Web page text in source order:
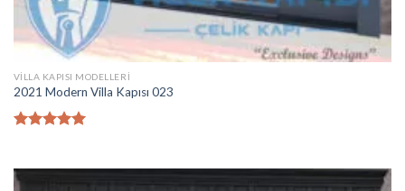
VILLA KAPISI MODELLERI
2021 Modern Villa Kapısı 023
aldı